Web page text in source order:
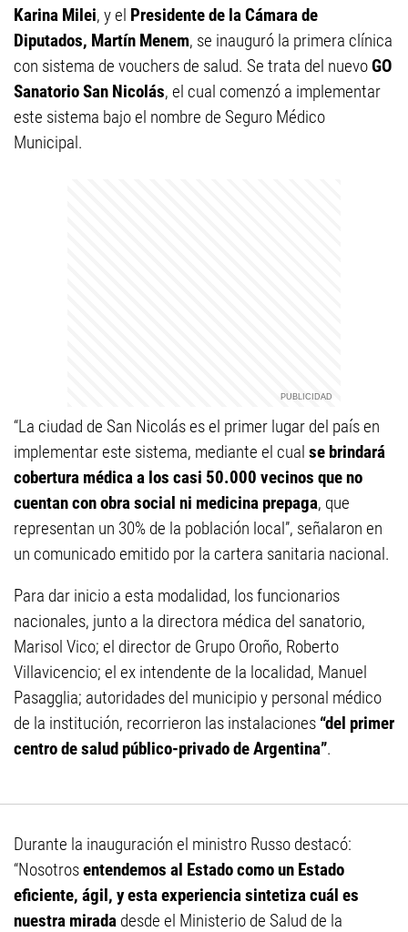
Karina Milei, y el Presidente de la Cámara de
Diputados, Martín Menem, se inauguró la primera clínica
con sistema de vouchers de salud. Se trata del nuevoGO
Sanatorio San Nicolás, el cual comenzó a implementar
este sistema bajo el nombre de Seguro Médico
Municipal.
“La ciudad de San Nicolás es el primer lugar del país en
implementar este sistema, mediante el cual se brindará
cobertura médica a los casi 50.000 vecinos que no
cuentan con obra social ni medicina prepaga, que
representan un 30% de la población local”, señalaron en
un comunicado emitido por la cartera sanitaria nacional.
Para dar inicio a esta modalidad, los funcionarios
nacionales, junto a la directora médica del sanatorio,
Marisol Vico; el director de Grupo Oroño, Roberto
Villavicencio; el ex intendente de la localidad, Manuel
Pasagglia; autoridades del municipio y personal médico
de la institución, recorrieron las instalaciones “del primer
centro de salud público-privado de Argentina”.
Durante la inauguración el ministro Russo destacó:
“Nosotrosentendemos al Estado como un Estado
eficiente, ágil, y esta experiencia sintetiza cuál es
nuestra mirada desde el Ministerio de Salud de la